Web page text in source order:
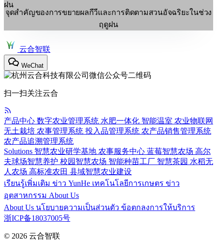
จุดสำคัญของการขยายผลกีวีและการติดตามสวนอัจฉริยะในช่วง
ฤดูฝน
云合智联
WeChat
扫一扫关注云合
产品中心 数字农业管理系统 水肥一体化 智能温室 农业物联网
无土栽培 农事管理系统 投入品管理系统 农产品销售管理系统
农产品追溯管理系统
Solutions 智慧农业研学基地 农事服务中心 蓝莓智慧农场 高尔
夫球场智慧养护 校园智慧农场 智能种苗工厂 智慧茶园 水稻无
人农场 高标准农田 县域智慧农业建设
เรียนรู้เพิ่มเติม ข่าว YunHe เทคโนโลยีการเกษตร ข่าว
อุตสาหกรรม About Us
About Us นโยบายความเป็นส่วนตัว ข้อตกลงการให้บริการ
浙ICP备18037005号
© 2026 云合智联